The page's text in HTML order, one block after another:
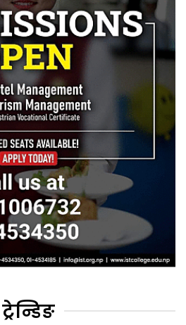
ट्रेन्डिङ